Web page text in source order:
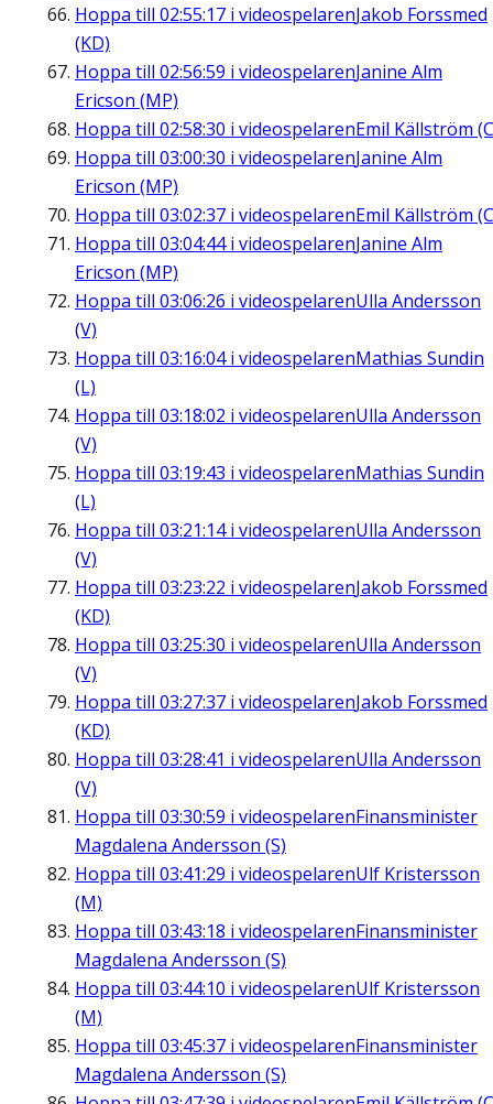
Hoppa till 02:55:17 i videospelarenJakob Forssmed
(KD)
Hoppa till 02:56:59 i videospelarenJanine Alm
Ericson (MP)
Hoppa till 02:58:30 i videospelarenEmil Källström
Hoppa till 03:00:30 i videospelarenJanine Alm
Ericson (MP)
Hoppa till 03:02:37 i videospelarenEmil Källström
Hoppa till 03:04:44i videospelarenJanine Alm
Ericson (MP)
Hoppa till 03:06:26 i videospelarenUlla Andersson
(V)
Hoppa till 03:16:04i videospelarenMathias Sundin
(L)
Hoppa till 03:18:02 i videospelarenUlla Andersson
(V)
Hoppa till 03:19:43 i videospelarenMathias Sundin
(L)
Hoppa till 03:21:14i videospelarenUlla Andersson
(V)
Hoppa till 03:23:22 i videospelarenJakob Forssmed
(KD)
Hoppa till 03:25:30 i videospelarenUlla Andersson
(V)
Hoppa till 03:27:37 i videospelarenJakob Forssmed
(KD)
Hoppa till 03:28:41 i videospelarenUlla Andersson
(V)
Hoppa till 03:30:59 i videospelarenFinansminister
Magdalena Andersson (S)
Hoppa till 03:41:29 i videospelarenUlf Kristersson
(M)
Hoppa till 03:43:18 i videospelarenFinansminister
Magdalena Andersson (S)
Hoppa till 03:44:10 i videospelarenUlf Kristersson
(M)
Hoppa till 03:45:37 i videospelarenFinansminister
Magdalena Andersson (S)